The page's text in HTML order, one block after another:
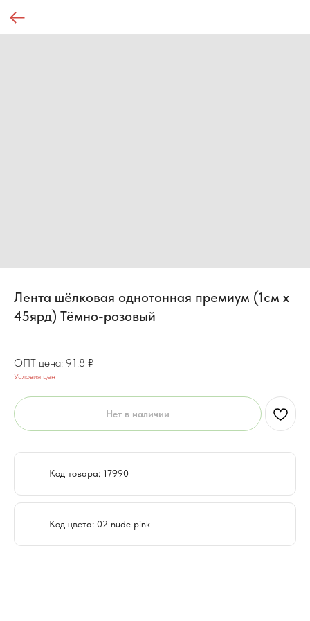
Лента шёлковая однотонная премиум (1см х
45ярд) Тёмно-розовый
91.8 ₽
Условия цен
Нет в наличии
Код товара: 17990
Код цвета: 02 nude pink